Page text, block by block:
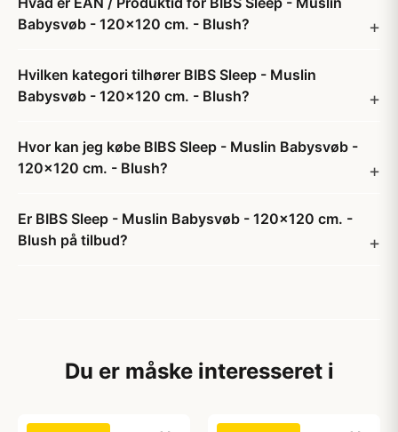
Babysvøb - 120x120 cm. - Blush?
Hvilken kategori tilhører BIBS Sleep - Muslin
Babysvøb - 120x120 cm. - Blush?
Hvor kan jeg købe BIBS Sleep - Muslin Babysvøb -
120x120 cm. - Blush?
Er BIBS Sleep - Muslin Babysvøb - 120x120 cm. -
Blush på tilbud?
Du er måske interesseret i